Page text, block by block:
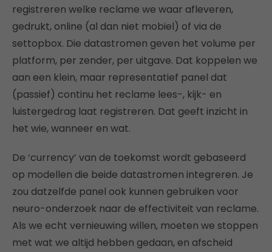
registreren welke reclame we waar afleveren,
gedrukt, online (al dan niet mobiel) of via de
settopbox. Die datastromen geven het volume per
platform, per zender, per uitgave. Dat koppelen we
aan een klein, maar representatief panel dat
(passief) continu het reclame lees-, kijk- en
luistergedrag laat registreren. Dat geeft inzicht in
het wie, wanneer en wat.
De ‘currency’ van de toekomst wordt gebaseerd
op modellen die beide datastromen integreren. Je
zou datzelfde panel ook kunnen gebruiken voor
neuro-onderzoek naar de effectiviteit van reclame.
Als we echt vernieuwing willen, moeten we stoppen
met wat we altijd hebben gedaan, en afscheid